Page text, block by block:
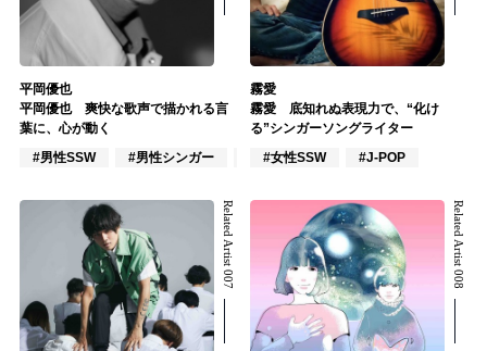
平岡優也
平岡優也 爽快な歌声で描かれる言
葉に、心が動く
#男性SSW
#男性シンガー #インディーズ
霧愛
霧愛 底知れぬ表現力で、“化け
る”シンガーソングライター
#女性SSW
#J-POP
Related Artist 007 Related Artist 008